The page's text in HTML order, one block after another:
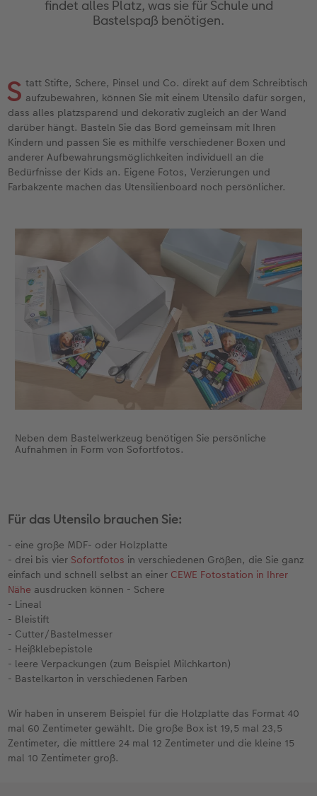
Erinnerungstasche
Inspiration
Jahrbuch
Reisefotobuch
Webinare & VHS
Fotobuch für Anfänger
Fotobuch erstellen
Neuheiten
Fotocollage
Alu Dibond
Gallery Print
Hartschaum
Bestellwege
Ideen zur Wandgestaltung
CEWE myPhotos
Neuheiten
Extras
Fotosets
Premium Poster
Rahmen
Fotogrößen & Formate
Last Minute Fotos
CEWE myPhotos
Fotos digitalisieren
Neuheiten
Extras
Sofortfotos
Sofortfotos mit Text
Sofortfotos mit Design
Sofortfotostreifen
Sofortfotosets
Sofortfotocollagen
Mehrteilige Sofortfotos
Retro Minis
Fototassen
Dekoration
Schule & Büro
Textilien
Faber-Castell
Foto-Geschenkbox
CEWE Geschenkgutschein
Neuheiten
CEWE myPhotos
Babykarten
Postkarten
Fotokarten
Digitale Grußkarte
Papierqualitäten
Weitere Anlässe
CEWE myPhotos
Neuheiten
Silikonhüllen
Lederhüllen
Holzhüllen
Bio-based Case
Bestellwege
Inspiration
Wandkalender Fineline
Bestellwege
Designvorlagen
Kalender mit fertigem Design
CEWE myPhotos
für Männer
für Kinder
für Großeltern
für Tierfreunde
Besondere Geschenkideen
CEWE myPhotos
Baby
Gestaltungsideen
Fotobuch für Anfänger
Softwaretipps
Anleitungen & Hilfe
Fotowettbewerbe
CEWE Magazin
Neuheiten
Neue Funktionen
Videotutorials
findet alles Platz, was sie für Schule und
Bastelspaß benötigen.
S tatt Stifte, Schere, Pinsel und Co. direkt auf dem Schreibtisch
aufzubewahren, können Sie mit einem Utensilo dafür sorgen,
dass alles platzsparend und dekorativ zugleich an der Wand
darüber hängt. Basteln Sie das Bord gemeinsam mit Ihren
Kindern und passen Sie es mithilfe verschiedener Boxen und
anderer Aufbewahrungsmöglichkeiten individuell an die
Bedürfnisse der Kids an. Eigene Fotos, Verzierungen und
Farbakzente machen das Utensilienboard noch persönlicher.
Neben dem Bastelwerkzeug benötigen Sie persönliche
Aufnahmen in Form von Sofortfotos.
Für das Utensilo brauchen Sie:
- eine große MDF- oder Holzplatte
- drei bis vier Sofortfotos in verschiedenen Größen, die Sie ganz
einfach und schnell selbst an einer CEWE Fotostation in Ihrer
Nähe ausdrucken können - Schere
- Lineal
- Bleistift
- Cutter/Bastelmesser
- Heißklebepistole
- leere Verpackungen (zum Beispiel Milchkarton)
- Bastelkarton in verschiedenen Farben
Wir haben in unserem Beispiel für die Holzplatte das Format 40
mal 60 Zentimeter gewählt. Die große Box ist 19,5 mal 23,5
Zentimeter, die mittlere 24 mal 12 Zentimeter und die kleine 15
mal 10 Zentimeter groß.